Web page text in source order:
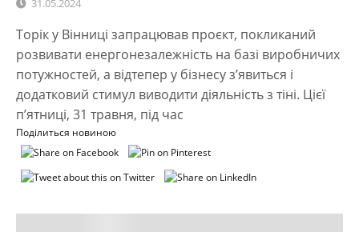
31.05.2024
Торік у Вінниці запрацював проєкт, покликаний
розвивати енергонезалежність на базі виробничих
потужностей, а відтепер у бізнесу з’явиться і
додатковий стимул виводити діяльність з тіні. Цієї
п’ятниці, 31 травня, під час
Поділиться новиною